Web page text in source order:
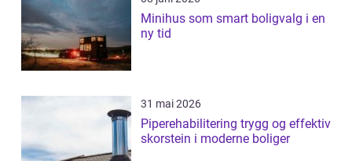
Minihus som smart boligvalg i en
ny tid
31 mai 2026
Piperehabilitering trygg og effektiv
skorstein i moderne boliger